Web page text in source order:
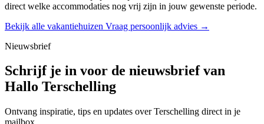
direct welke accommodaties nog vrij zijn in jouw gewenste periode.
Bekijk alle vakantiehuizen Vraag persoonlijk advies →
Nieuwsbrief
Schrijf je in voor de nieuwsbrief van
Hallo Terschelling
Ontvang inspiratie, tips en updates over Terschelling direct in je